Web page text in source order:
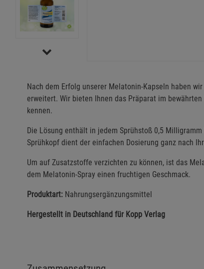
Nach dem Erfolg unserer Melatonin-Kapseln haben
erweitert. Wir bieten Ihnen das Präparat im
kennen.
Die Lösung enthält in jedem Sprühstoß 0,5
Sprühkopf dient der einfachen Dosierung ganz nach
Um auf Zusatzstoffe verzichten zu können, ist das
dem Melatonin-Spray einen fruchtigen Geschmack.
Produktart: Nahrungsergänzungsmittel
Hergestellt in Deutschland für Kopp Verlag